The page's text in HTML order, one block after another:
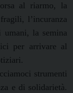
al riarmo, la
l’incuranza
la semina
per arrivare al
strumenti
e di solidarietà.